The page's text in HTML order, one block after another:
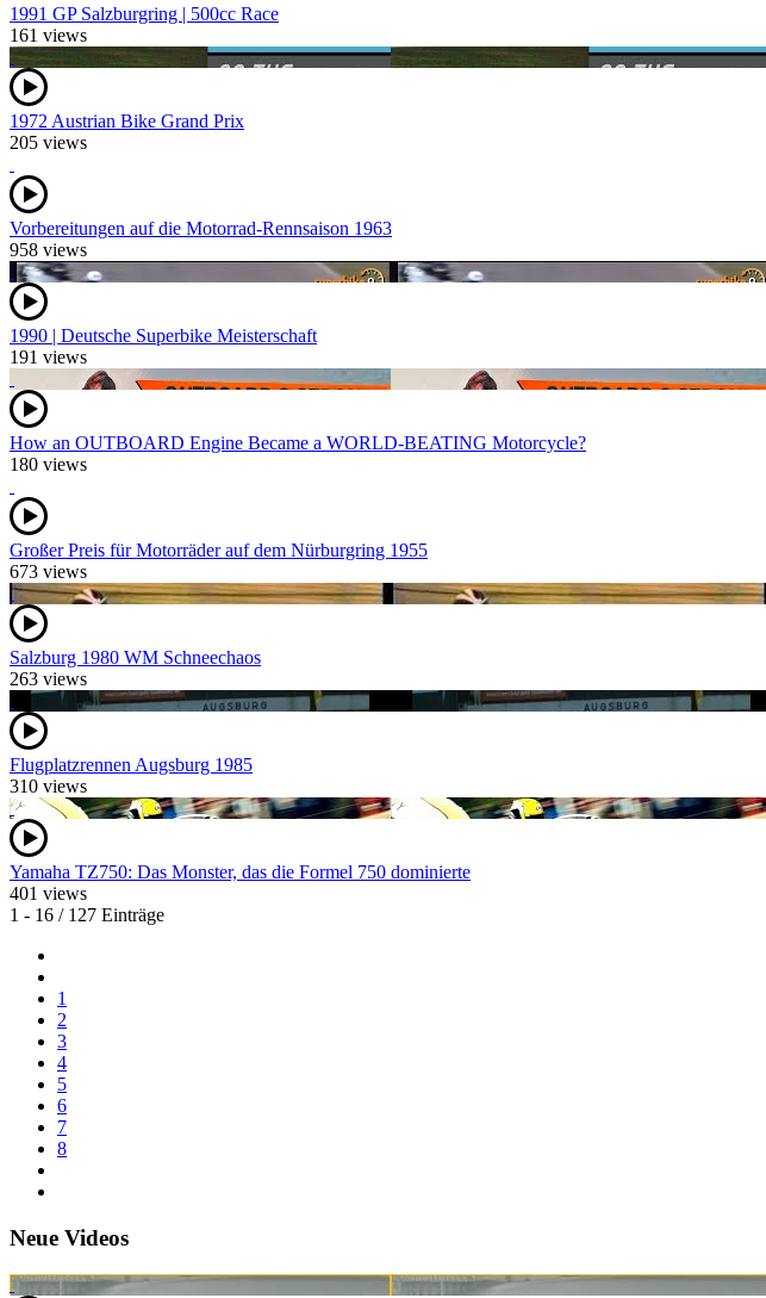
1991 GP Salzburgring | 500cc Race
161 views
1972 Austrian Bike Grand Prix
205 views
Vorbereitungen auf die Motorrad-Rennsaison 1963
958 views
1990 | Deutsche Superbike Meisterschaft
191 views
How an OUTBOARD Engine Became a WORLD-BEATING Motorcycle?
180 views
Großer Preis für Motorräder auf dem Nürburgring 1955
673 views
Salzburg 1980 WM Schneechaos
263 views
Flugplatzrennen Augsburg 1985
310 views
Yamaha TZ750: Das Monster, das die Formel 750 dominierte
401 views
1 - 16 / 127 Einträge
1
2
3
4
5
6
7
8
Neue Videos